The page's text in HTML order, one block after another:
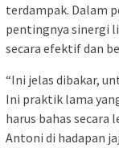
terdampak. Dalam
pentingnya sinergi
secara efektif dan
“Ini jelas dibakar,
Ini praktik lama
harus bahas secara
Antoni di hadapan